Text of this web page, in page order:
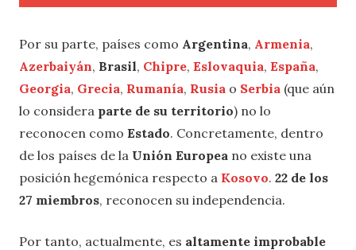
Por su parte, países como Argentina, Armenia,
Azerbaiyán, Brasil, Chipre, Eslovaquia, España,
Georgia, Grecia, Rumanía, Rusia o Serbia (que aún
lo considera parte de su territorio) no lo
reconocen como Estado. Concretamente, dentro
de los países de la Unión Europea no existe una
posición hegemónica respecto a Kosovo. 22 de los
27 miembros, reconocen su independencia.
Por tanto, actualmente, es altamente improbable